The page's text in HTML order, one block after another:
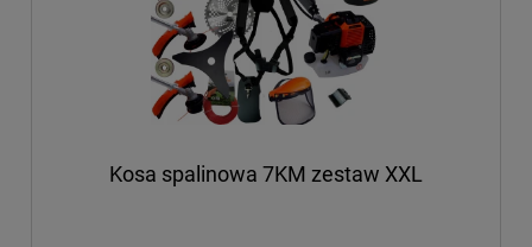
Kosa spalinowa 7KM zestaw XXL